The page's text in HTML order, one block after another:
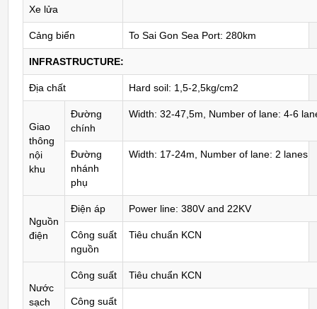
Xe lửa
Cảng biển To Sai Gon Sea Port: 280km
INFRASTRUCTURE:
Địa chất Hard soil: 1,5-2,5kg/cm2
Giao
thông
nội
khu
Đường
chính
Width: 32-47,5m, Number of lane: 4-6
Đường
nhánh
phụ
Width: 17-24m, Number of lane: 2 lanes
Nguồn
điện
Điện áp Power line: 380V and 22KV
Công suất
nguồn
Tiêu chuẩn KCN
Nước
sạch
Công suất Tiêu chuẩn KCN
Công suất